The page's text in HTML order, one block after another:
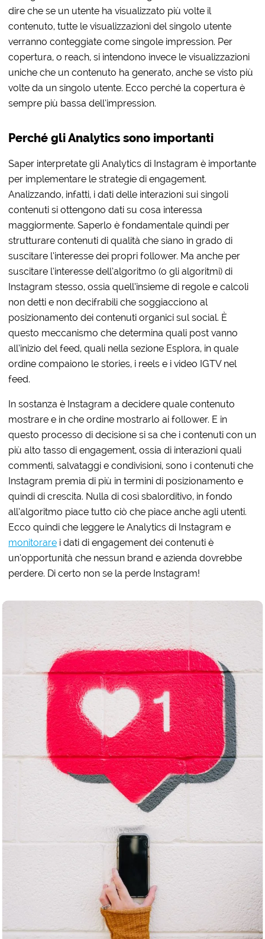
dire che se un utente ha visualizzato più volte il
contenuto, tutte le visualizzazioni del singolo utente
verranno conteggiate come singole impression. Per
copertura, o reach, si intendono invece le visualizzazioni
uniche che un contenuto ha generato, anche se visto più
volte da un singolo utente. Ecco perché la copertura è
sempre più bassa dell’impression.
Perché gli Analytics sono importanti
Saper interpretate gli Analytics di Instagram è importante
per implementare le strategie di engagement.
Analizzando, infatti, i dati delle interazioni sui singoli
contenuti si ottengono dati su cosa interessa
maggiormente. Saperlo è fondamentale quindi per
strutturare contenuti di qualità che siano in grado di
suscitare l’interesse dei propri follower. Ma anche per
suscitare l’interesse dell’algoritmo (o gli algoritmi) di
Instagram stesso, ossia quell’insieme di regole e calcoli
non detti e non decifrabili che soggiacciono al
posizionamento dei contenuti organici sul social. È
questo meccanismo che determina quali post vanno
all’inizio del feed, quali nella sezione Esplora, in quale
ordine compaiono le stories, i reels e i video IGTV nel
feed.
In sostanza è Instagram a decidere quale contenuto
mostrare e in che ordine mostrarlo ai follower. E in
questo processo di decisione si sa che i contenuti con un
più alto tasso di engagement, ossia di interazioni quali
commenti, salvataggi e condivisioni, sono i contenuti che
Instagram premia di più in termini di posizionamento e
quindi di crescita. Nulla di così sbalorditivo, in fondo
all’algoritmo piace tutto ciò che piace anche agli utenti.
Ecco quindi che leggere le Analytics di Instagram e
monitorare i dati di engagement dei contenuti è
un’opportunità che nessun brand e azienda dovrebbe
perdere. Di certo non se la perde Instagram!